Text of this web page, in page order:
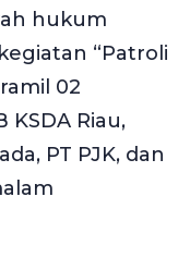
hukum
“Patroli
02
KSDA Riau,
PT PJK, dan